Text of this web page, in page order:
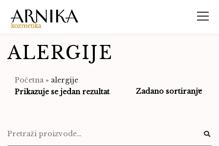
ALERGIJE
Početna» alergije
Prikazuje se jedan rezultat